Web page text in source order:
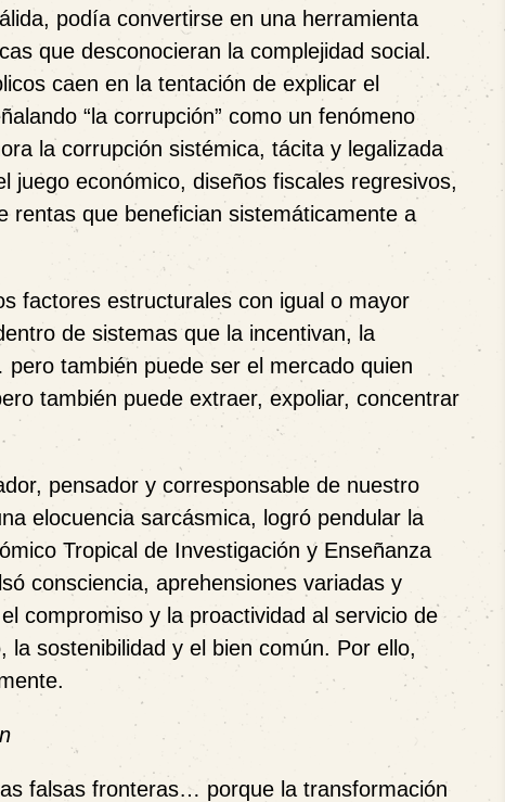
podía convertirse en una herramienta
que desconocieran la complejidad social.
caen en la tentación de explicar el
“la corrupción” como un fenómeno
la corrupción sistémica, tácita y legalizada
juego económico, diseños fiscales regresivos,
rentas que benefician sistemáticamente a
factores estructurales con igual o mayor
de sistemas que la incentivan, la
también puede ser el mercado quien
también puede extraer, expoliar, concentrar
pensador y corresponsable de nuestro
elocuencia sarcásmica, logró pendular la
Tropical de Investigación y Enseñanza
consciencia, aprehensiones variadas y
compromiso y la proactividad al servicio de
sostenibilidad y el bien común. Por ello,
falsas fronteras… porque la transformación